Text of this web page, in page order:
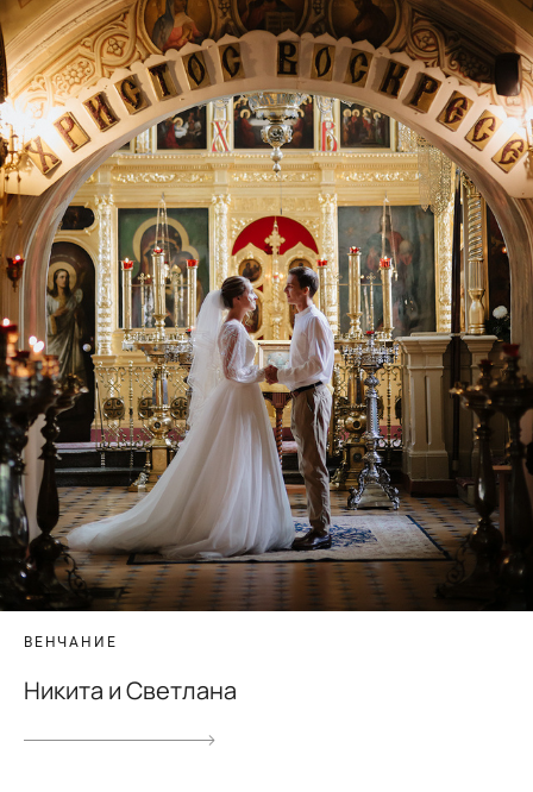
ВЕНЧАНИЕ
Никита и Светлана